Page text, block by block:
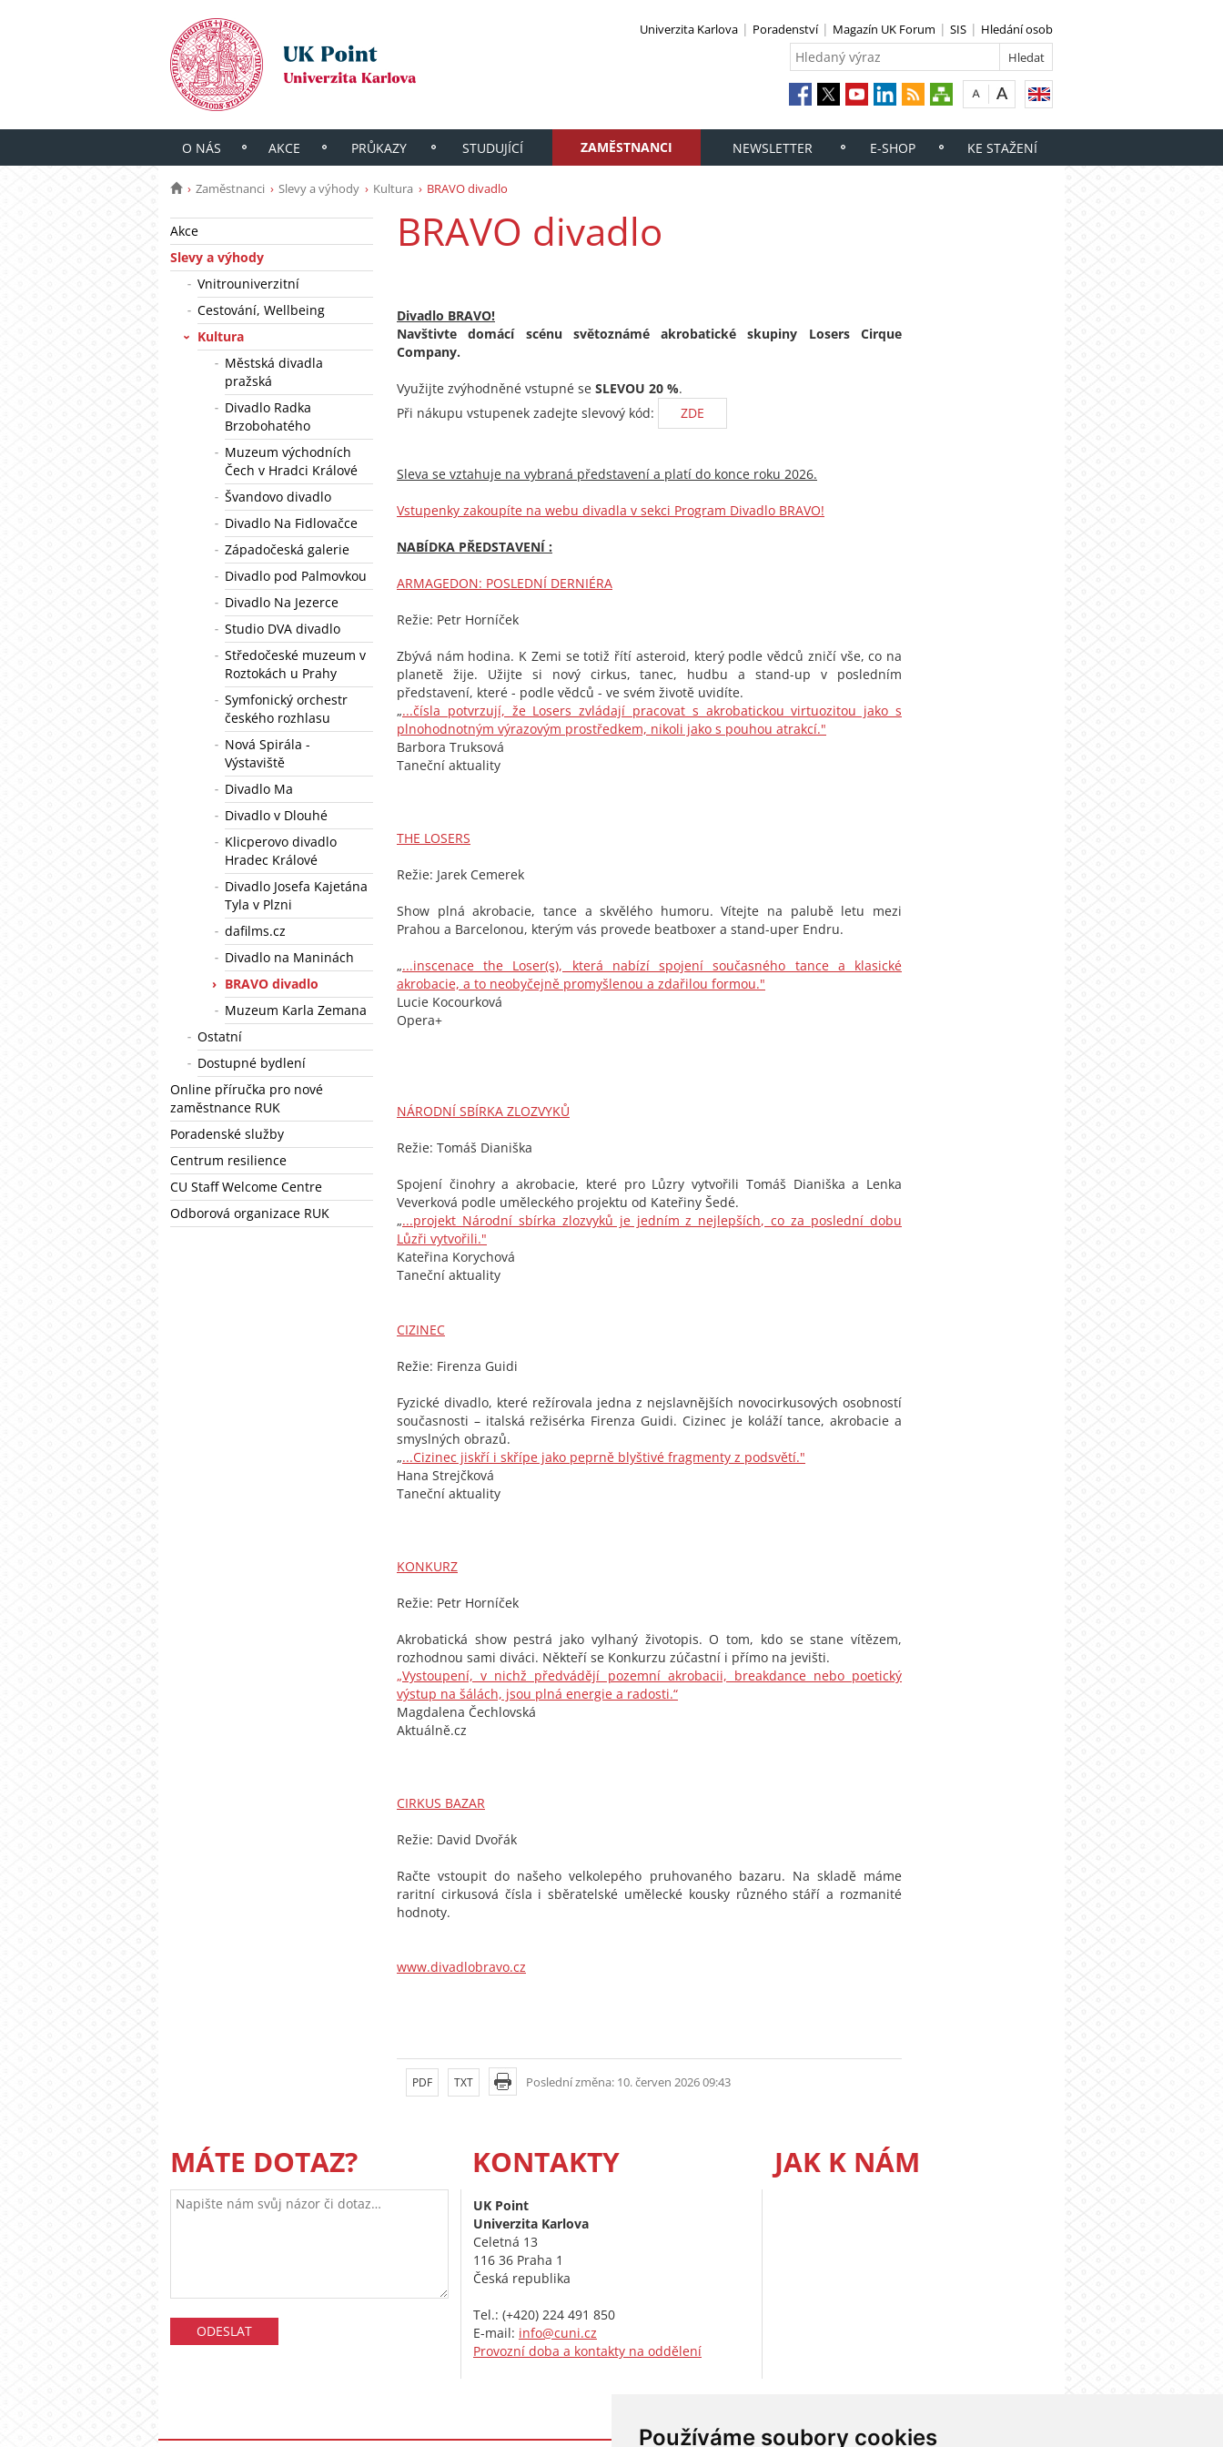
Používáme soubory cookies
Univerzita Karlova Poradenství Magazín UK Forum SIS Hledání osob
O NÁS AKCE PRŮKAZY STUDUJÍCÍ ZAMĚSTNANCI NEWSLETTER E-SHOP KE STAŽENÍ
Zaměstnanci Slevy a výhody Kultura BRAVO divadlo
Akce
Slevy a výhody
Vnitrouniverzitní
Cestování, Wellbeing
Kultura
Městská divadla
pražská
Divadlo Radka
Brzobohatého
Muzeum východních
Čech v Hradci Králové
Švandovo divadlo
Divadlo Na Fidlovačce
Západočeská galerie
Divadlo pod Palmovkou
Divadlo Na Jezerce
Studio DVA divadlo
Středočeské muzeum v
Roztokách u Prahy
Symfonický orchestr
českého rozhlasu
Nová Spirála -
Výstaviště
Divadlo Ma
Divadlo v Dlouhé
Klicperovo divadlo
Hradec Králové
Divadlo Josefa Kajetána
Tyla v Plzni
dafilms.cz
Divadlo na Maninách
BRAVO divadlo
Muzeum Karla Zemana
Ostatní
Dostupné bydlení
Online příručka pro nové
zaměstnance RUK
Poradenské služby
Centrum resilience
CU Staff Welcome Centre
Odborová organizace RUK
BRAVO divadlo
Divadlo BRAVO!
Navštivte domácí scénu světoznámé akrobatické skupiny Losers Cirque
Company.
Využijte zvýhodněné vstupné se SLEVOU 20 %.
Při nákupu vstupenek zadejte slevový kód:
ZDE
Sleva se vztahuje na vybraná představení a platí do konce roku 2026.
Vstupenky zakoupíte na webu divadla v sekci Program Divadlo BRAVO!
NABÍDKA PŘEDSTAVENÍ :
ARMAGEDON: POSLEDNÍ DERNIÉRA
Režie: Petr Horníček
Zbývá nám hodina. K Zemi se totiž řítí asteroid, který podle vědců zničí vše, co na
planetě žije. Užijte si nový cirkus, tanec, hudbu a stand-up v posledním
představení, které - podle vědců - ve svém životě uvidíte.
„...čísla potvrzují, že Losers zvládají pracovat s akrobatickou virtuozitou jako s
plnohodnotným výrazovým prostředkem, nikoli jako s pouhou atrakcí."
Barbora Truksová
Taneční aktuality
THE LOSERS
Režie: Jarek Cemerek
Show plná akrobacie, tance a skvělého humoru. Vítejte na palubě letu mezi
Prahou a Barcelonou, kterým vás provede beatboxer a stand-uper Endru.
„...inscenace the Loser(s), která nabízí spojení současného tance a klasické
akrobacie, a to neobyčejně promyšlenou a zdařilou formou."
Lucie Kocourková
Opera+
NÁRODNÍ SBÍRKA ZLOZVYKŮ
Režie: Tomáš Dianiška
Spojení činohry a akrobacie, které pro Lůzry vytvořili Tomáš Dianiška a Lenka
Veverková podle uměleckého projektu od Kateřiny Šedé.
„...projekt Národní sbírka zlozvyků je jedním z nejlepších, co za poslední dobu
Lůzři vytvořili."
Kateřina Korychová
Taneční aktuality
CIZINEC
Režie: Firenza Guidi
Fyzické divadlo, které režírovala jedna z nejslavnějších novocirkusových osobností
současnosti – italská režisérka Firenza Guidi. Cizinec je koláží tance, akrobacie a
smyslných obrazů.
„...Cizinec jiskří i skřípe jako peprně blyštivé fragmenty z podsvětí."
Hana Strejčková
Taneční aktuality
KONKURZ
Režie: Petr Horníček
Akrobatická show pestrá jako vylhaný životopis. O tom, kdo se stane vítězem,
rozhodnou sami diváci. Někteří se Konkurzu zúčastní i přímo na jevišti.
„Vystoupení, v nichž předvádějí pozemní akrobacii, breakdance nebo poetický
výstup na šálách, jsou plná energie a radosti.“
Magdalena Čechlovská
Aktuálně.cz
CIRKUS BAZAR
Režie: David Dvořák
Račte vstoupit do našeho velkolepého pruhovaného bazaru. Na skladě máme
raritní cirkusová čísla i sběratelské umělecké kousky různého stáří a rozmanité
hodnoty.
www.divadlobravo.cz
Poslední změna: 10. červen 2026 09:43
PDF TXT
MÁTE DOTAZ? KONTAKTY
UK Point
Univerzita Karlova
Celetná 13
116 36 Praha 1
Česká republika
Tel.: (+420) 224 491 850
E-mail: info@cuni.cz
Provozní doba a kontakty na oddělení
JAK K NÁM